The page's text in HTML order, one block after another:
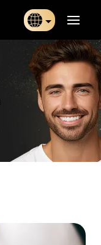
Türkçe
日本語
Indonesia
Български
Français